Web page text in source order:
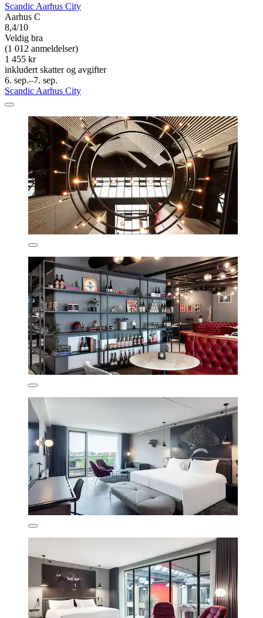
Scandic Aarhus City
Aarhus C
8,4/10
Veldig bra
(1 012 anmeldelser)
1 455 kr
inkludert skatter og avgifter
6. sep.–7. sep.
Scandic Aarhus City